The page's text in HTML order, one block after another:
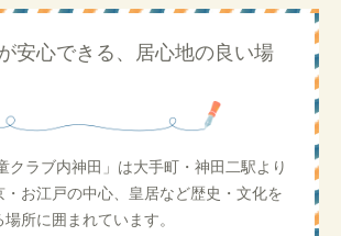
安心できる、居心地の良い場
クラブ内神田」は大手町・神田二駅より
・お江戸の中心、皇居など歴史・文化を
所に囲まれています。